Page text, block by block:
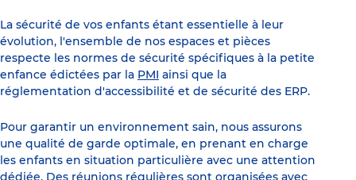
La sécurité de vos enfants étant essentielle à leur
évolution, l'ensemble de nos espaces et pièces
respecte les normes de sécurité spécifiques à la petite
enfance édictées par la PMI ainsi que la
réglementation d'accessibilité et de sécurité des ERP.
Pour garantir un environnement sain, nous assurons
une qualité de garde optimale, en prenant en charge
les enfants en situation particulière avec une attention